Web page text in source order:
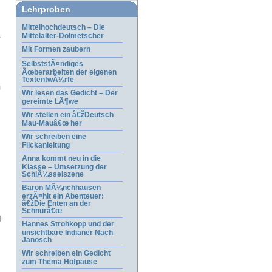
Lehrproben
Mittelhochdeutsch – Die
Mittelalter-Dolmetscher
Mit Formen zaubern
SelbststÃ¤ndiges
Ãœberarbeiten der eigenen
TextentwÃ¼rfe
Wir lesen das Gedicht – Der
gereimte LÃ¶we
Wir stellen ein â€žDeutsch
Mau-Mauâ€œ her
Wir schreiben eine
Flickanleitung
Anna kommt neu in die
Klasse – Umsetzung der
SchlÃ¼sselszene
Baron MÃ¼nchhausen
erzÃ¤hlt ein Abenteuer:
â€žDie Enten an der
Schnurâ€œ
Hannes Strohkopp und der
unsichtbare Indianer Nach
Janosch
Wir schreiben ein Gedicht
zum Thema Hofpause